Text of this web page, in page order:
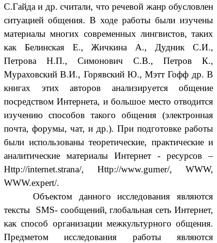
С.Гайда и др. считали, что речевой жанр обусловлен
ситуацией общения. В ходе работы были изучены
материалы многих современных лингвистов, таких
как Белинская Е., Жичкина А., Дудник С.И.,
Петрова Н.П., Симонович С.В., Петров К.,
Мураховский В.И., Горявский Ю., Мэтт Гофф др. В
книгах этих авторов анализируется общение
посредством Интернета, и большое место отводится
изучению способов такого общения (электронная
почта, форумы, чат, и др.). При подготовке работы
были использованы теоретические, практические и
аналитические материалы Интернет - ресурсов –
Http://internet.strana/, Http://www.gumer/, WWW,
WWW.expert/.
Объектом данного исследования являются
тексты SMS- сообщений, глобальная сеть Интернет,
как способ организации межкультурного общения.
Предметом исследования работы являются